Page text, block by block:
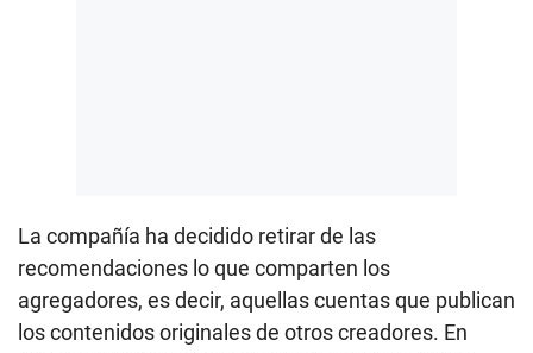
La compañía ha decidido retirar de las
recomendaciones lo que comparten los
agregadores, es decir, aquellas cuentas que publican
los contenidos originales de otros creadores. En